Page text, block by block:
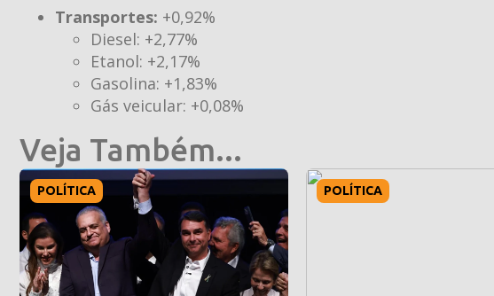
Transportes: +0,92%
Diesel: +2,77%
Etanol: +2,17%
Gasolina: +1,83%
Gás veicular: +0,08%
Veja Também...
POLÍTICA POLÍTICA